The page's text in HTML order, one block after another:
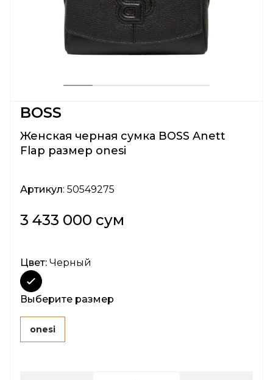
BOSS
Женская черная сумка BOSS Anett
Flap размер onesi
Артикул: 50549275
3 433 000 сум
Цвет: Черный
Выберите размер
onesi